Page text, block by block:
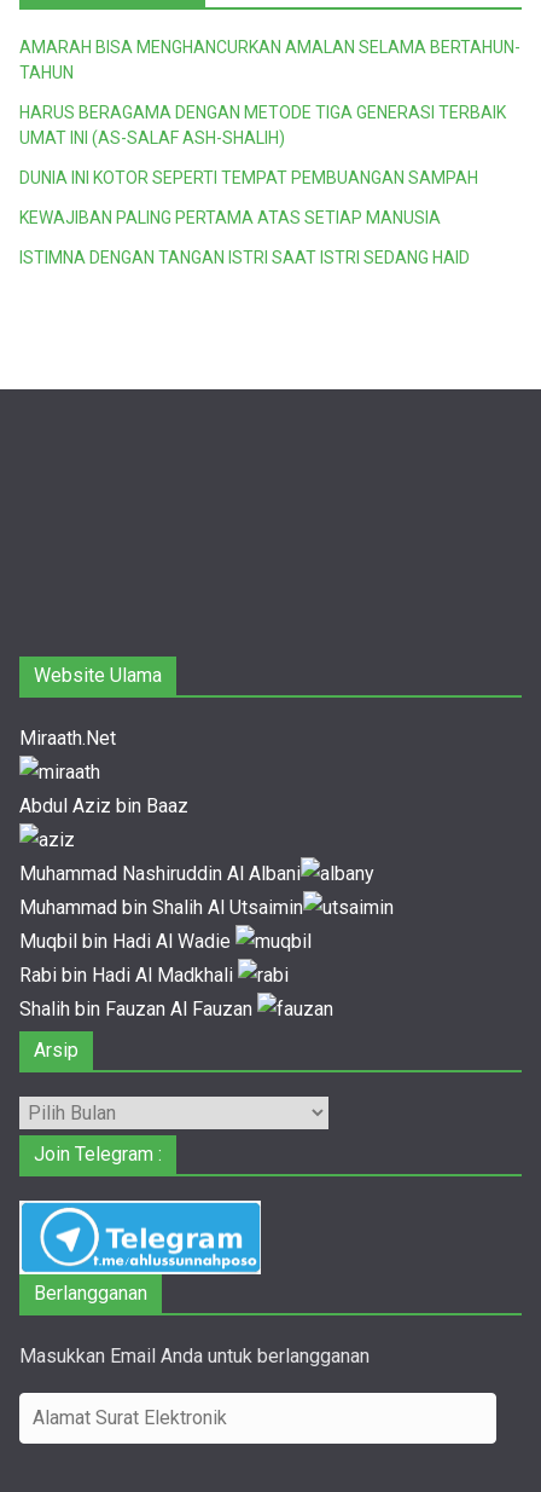
o
i
AMARAH BISA MENGHANCURKAN AMALAN SELAMA BERTAHUN-
TAHUN
HARUS BERAGAMA DENGAN METODE TIGA GENERASI TERBAIK
UMAT INI (AS-SALAF ASH-SHALIH)
DUNIA INI KOTOR SEPERTI TEMPAT PEMBUANGAN SAMPAH
KEWAJIBAN PALING PERTAMA ATAS SETIAP MANUSIA
ISTIMNA DENGAN TANGAN ISTRI SAAT ISTRI SEDANG HAID
Website Ulama
Miraath.Net
Abdul Aziz bin Baaz
Muhammad Nashiruddin Al Albani
Muhammad bin Shalih Al Utsaimin
Muqbil bin Hadi Al Wadie
Rabi bin Hadi Al Madkhali
Shalih bin Fauzan Al Fauzan
Arsip
Arsip
Join Telegram :
Berlangganan
Masukkan Email Anda untuk berlangganan
l